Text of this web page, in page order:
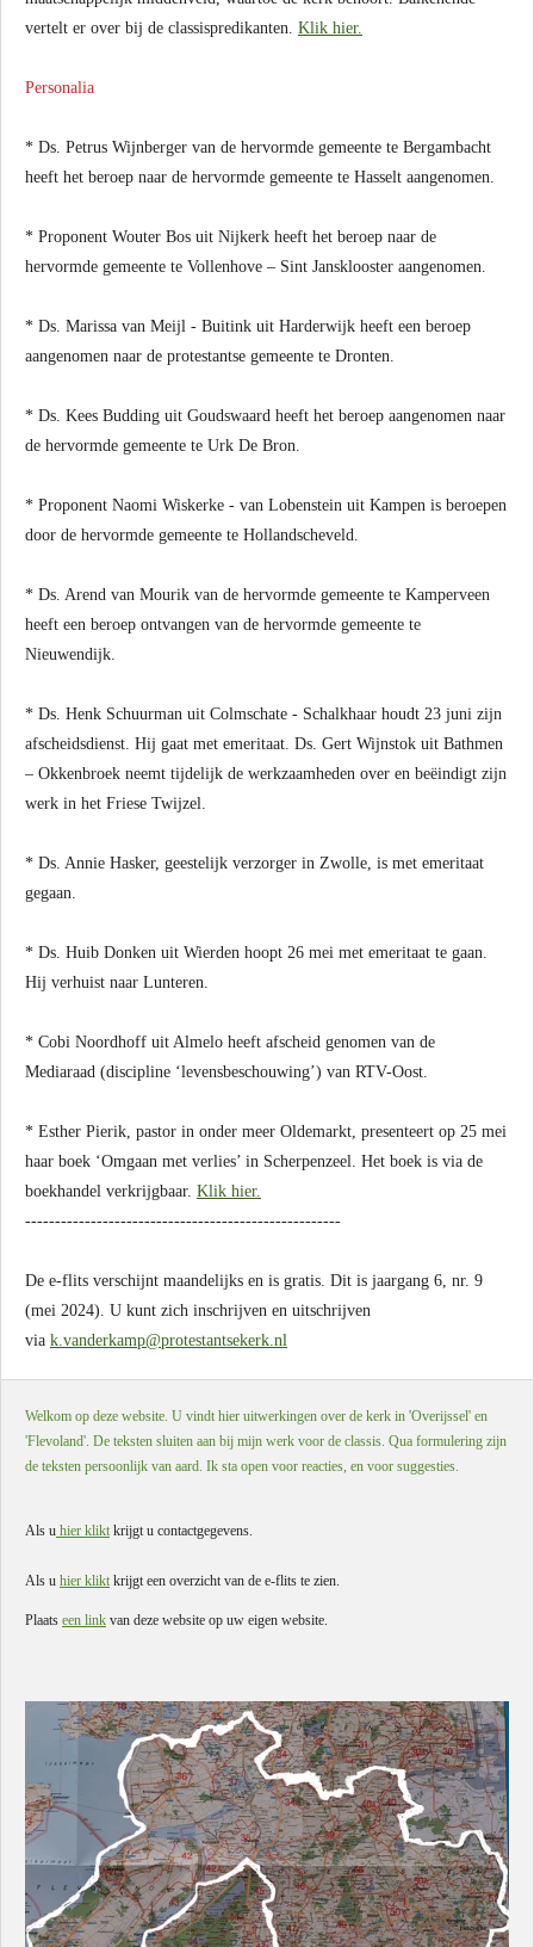
vertelt er over bij de classispredikanten. Klik hier.
Personalia
* Ds. Petrus Wijnberger van de hervormde gemeente te Bergambacht
heeft het beroep naar de hervormde gemeente te Hasselt aangenomen.
* Proponent Wouter Bos uit Nijkerk heeft het beroep naar de
hervormde gemeente te Vollenhove – Sint Jansklooster aangenomen.
* Ds. Marissa van Meijl - Buitink uit Harderwijk heeft een beroep
aangenomen naar de protestantse gemeente te Dronten.
* Ds. Kees Budding uit Goudswaard heeft het beroep aangenomen naar
de hervormde gemeente te Urk De Bron.
* Proponent Naomi Wiskerke - van Lobenstein uit Kampen is beroepen
door de hervormde gemeente te Hollandscheveld.
* Ds. Arend van Mourik van de hervormde gemeente te Kamperveen
heeft een beroep ontvangen van de hervormde gemeente te
Nieuwendijk.
* Ds. Henk Schuurman uit Colmschate - Schalkhaar houdt 23 juni zijn
afscheidsdienst. Hij gaat met emeritaat. Ds. Gert Wijnstok uit Bathmen
– Okkenbroek neemt tijdelijk de werkzaamheden over en beëindigt zijn
werk in het Friese Twijzel.
* Ds. Annie Hasker, geestelijk verzorger in Zwolle, is met emeritaat
gegaan.
* Ds. Huib Donken uit Wierden hoopt 26 mei met emeritaat te gaan.
Hij verhuist naar Lunteren.
* Cobi Noordhoff uit Almelo heeft afscheid genomen van de
Mediaraad (discipline ‘levensbeschouwing’) van RTV-Oost.
* Esther Pierik, pastor in onder meer Oldemarkt, presenteert op 25 mei
haar boek ‘Omgaan met verlies’ in Scherpenzeel. Het boek is via de
boekhandel verkrijgbaar. Klik hier.
-----------------------------------------------------
De e-flits verschijnt maandelijks en is gratis. Dit is jaargang 6, nr. 9
(mei 2024). U kunt zich inschrijven en uitschrijven
via k.vanderkamp@protestantsekerk.nl
Welkom op deze website. U vindt hier uitwerkingen over de kerk in 'Overijssel' en
'Flevoland'. De teksten sluiten aan bij mijn werk voor de classis. Qua formulering zijn
de teksten persoonlijk van aard. Ik sta open voor reacties, en voor suggesties.
Als u hier klikt krijgt u contactgegevens.
Als u hier klikt krijgt een overzicht van de e-flits te zien.
Plaats een link van deze website op uw eigen website.